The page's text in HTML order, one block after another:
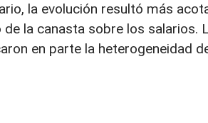
la evolución resultó más
de la canasta sobre los salarios.
en parte la heterogeneidad